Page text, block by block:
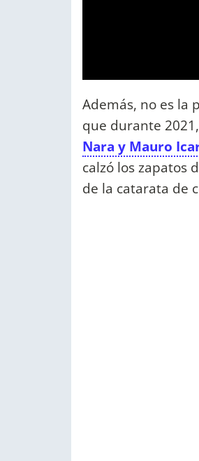
Además, no es la
que durante
Nara y Mauro
calzó los zapatos
de la catarata de